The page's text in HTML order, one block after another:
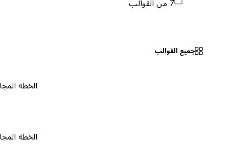
جميع القوالب
الخطة المجانية ٠
الخطة المجانية ٠